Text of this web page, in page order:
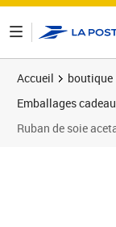
Accueil boutique
Emballages
Ruban de soie